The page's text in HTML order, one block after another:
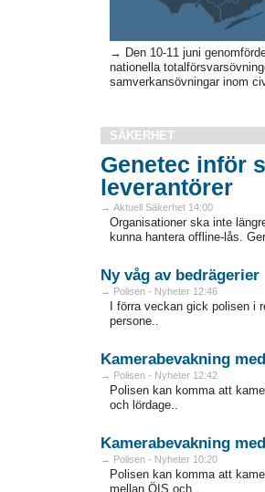
→ Den 10-11 juni
nationella
samverkansövningar inom
SÄKERHET
Genetec inför
leverantörer
→ Aktuell Säkerhet 14:00
Organisationer ska inte
kunna hantera offline-lås.
Ny våg av bedrägerier
→ Polisen - Nyheter 12:46
I förra veckan gick polisen i
persone..
Kamerabevakning
→ Polisen - Nyheter 12:42
Polisen kan komma att
och lördage..
Kamerabevakning
→ Polisen - Nyheter 10:20
Polisen kan komma att
mellan ÖIS och..